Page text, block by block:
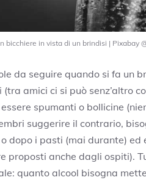
bicchiere in vista di un brindisi | Pixabay
da seguire quando si fa un
amici ci si può senz’altro
spumanti o bollicine
suggerire il contrario,
dopo i pasti (mai durante)
proposti anche dagli ospiti).
quanto alcool bisogna